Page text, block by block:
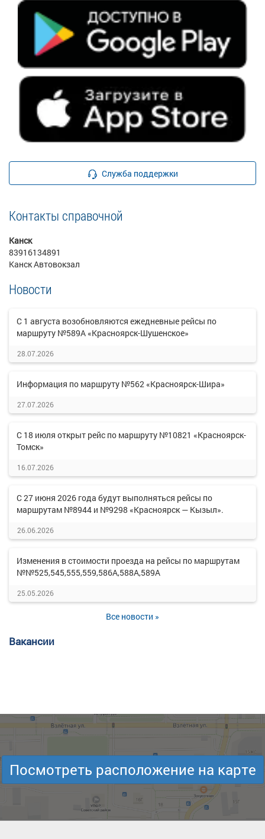
Служба поддержки
Контакты справочной
Канск
83916134891
Канск Автовокзал
Новости
С 1 августа возобновляются ежедневные рейсы по
маршруту №589А «Красноярск-Шушенское»
28.07.2026
Информация по маршруту №562 «Красноярск-Шира»
27.07.2026
С 18 июля открыт рейс по маршруту №10821 «Красноярск-
Томск»
16.07.2026
С 27 июня 2026 года будут выполняться рейсы по
маршрутам №8944 и №9298 «Красноярск — Кызыл».
26.06.2026
Изменения в стоимости проезда на рейсы по маршрутам
№№525,545,555,559,586А,588А,589А
25.05.2026
Все новости »
Вакансии
Посмотреть расположение на карте